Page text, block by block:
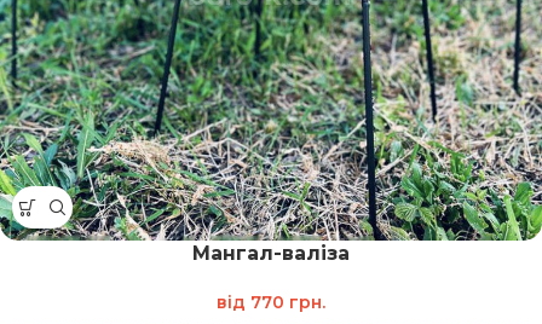
Мангал-валіза
від 770 грн.